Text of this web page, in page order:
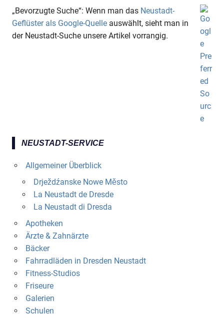
„Bevorzugte Suche“: Wenn man das Neustadt-
Geflüster als Google-Quelle auswählt, sieht man in
der Neustadt-Suche unsere Artikel vorrangig.
NEUSTADT-SERVICE
Allgemeiner Überblick
Drježdźanske Nowe Město
La Neustadt de Dresde
La Neustadt di Dresda
Apotheken
Ärzte & Zahnärzte
Bäcker
Fahrradläden in Dresden Neustadt
Fitness-Studios
Friseure
Galerien
Schulen